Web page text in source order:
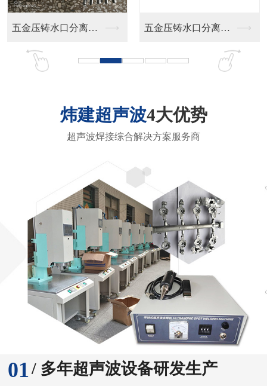
超声波焊接综合解决方案服务商
01/ 多年超声波设备研发生产
汇集了研发，设计，生产超声波，高周波机械设备及其
配件的专业人才。
引进进口先进技术，研发生产出高功率，高性能的产
专注机械、五金、电子等应用领域工业超声波清洗机生
产定制。